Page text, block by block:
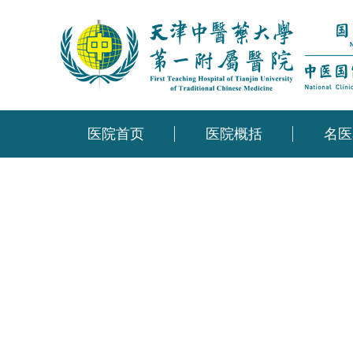
医院首页 医院概括 名